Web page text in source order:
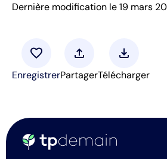
Dernière modification le 19 mars
favorite
Enregistrer
upload
Partager
download
Télécharger